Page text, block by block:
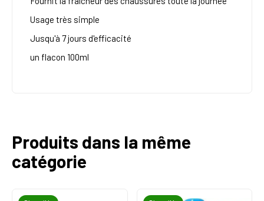
Usage très simple
Jusqu'à 7 jours d'efficacité
un flacon 100ml
Produits dans la même
catégorie